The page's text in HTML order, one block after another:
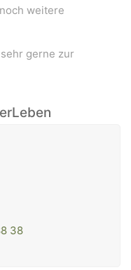
weitere
gerne zur
38